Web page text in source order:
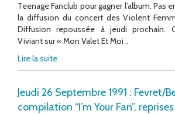
Teenage Fanclub pour gagner l’album. Pas
la diffusion du concert des Violent
Diffusion repoussée à jeudi prochain.
Viviant sur « Mon Valet Et Moi ..
Lire la suite
Jeudi 26 Septembre 1991 : Fevret/
compilation “I’m Your Fan”,